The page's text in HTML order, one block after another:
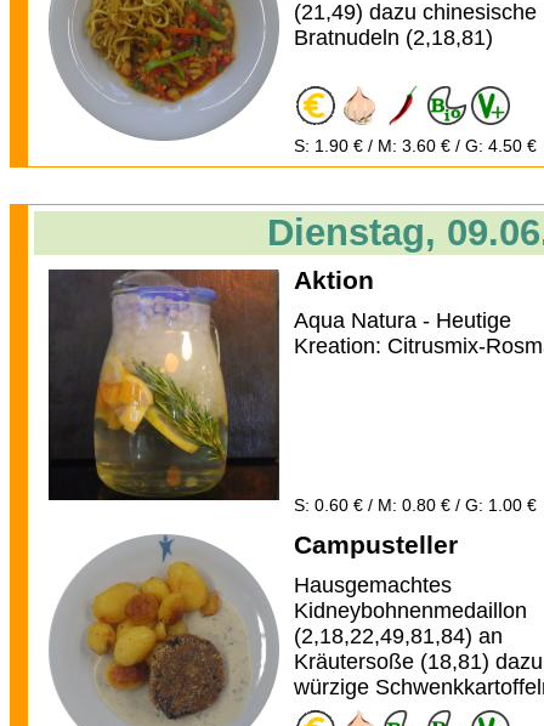
(21,49) dazu chinesische
Bratnudeln (2,18,81)
S: 1.90 € / M: 3.60 € / G: 4.50 €
Dienstag,
Aktion
Aqua Natura - Heutige
Kreation: Citrusmix-
S: 0.60 € / M: 0.80 € / G: 1.00 €
Campusteller
Hausgemachtes
Kidneybohnenmedaillon
(2,18,22,49,81,84) an
Kräutersoße (18,81) dazu
würzige